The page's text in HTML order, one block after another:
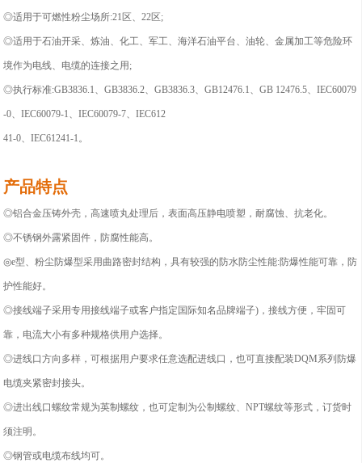
◎适用于可燃性粉尘场所:21区、22区;
◎适用于石油开采、炼油、化工、军工、海洋石油平台、油轮、金属加工等危险环
境作为电线、电缆的连接之用;
◎执行标准:GB3836.1、GB3836.2、GB3836.3、GB12476.1、GB 12476.5、IEC60079
-0、IEC60079-1、IEC60079-7、IEC612
41-0、IEC61241-1。
产品特点
◎铝合金压铸外壳，高速喷丸处理后，表面高压静电喷塑，耐腐蚀、抗老化。
◎不锈钢外露紧固件，防腐性能高。
◎e型、粉尘防爆型采用曲路密封结构，具有较强的防水防尘性能:防爆性能可靠，防
护性能好。
◎接线端子采用专用接线端子或客户指定国际知名品牌端子)，接线方便，牢固可
靠，电流大小有多种规格供用户选择。
◎进线口方向多样，可根据用户要求任意选配进线口，也可直接配装DQM系列防爆
电缆夹紧密封接头。
◎进出线口螺纹常规为英制螺纹，也可定制为公制螺纹、NPT螺纹等形式，订货时
须注明。
◎钢管或电缆布线均可。